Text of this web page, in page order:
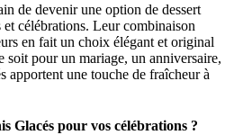
de devenir une option de dessert
célébrations. Leur combinaison
en fait un choix élégant et original
soit pour un mariage, un anniversaire,
apportent une touche de fraîcheur à
Glacés pour vos célébrations ?